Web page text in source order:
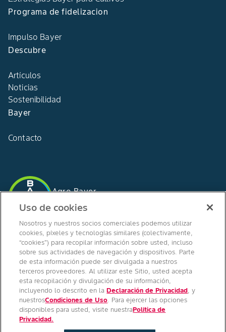
Programa de fidelizacion
Impulso Bayer
Descubre
Artículos
Noticias
Sostenibilidad
Bayer
Contacto
Agro Bayer
España
SÍGUENOS EN
Copyright © Bayer Crop Science 2024
Condiciones Generales de Uso
Configuración de Cookies
Uso de cookies
Nosotros y nuestros socios comerciales podemos utilizar
cookies, píxeles y tecnologías similares (colectivamente,
“cookies”) para recopilar información sobre usted, incluso
sobre sus actividades de navegación y dispositivos. Parte
de esta información puede ser divulgada a nuestros
terceros proveedores. Al utilizar este Sitio, usted acepta
esta recopilación y divulgación de su información,
incluyendo lo descrito en laDeclaración de Privacidad, y
nuestrosCondiciones de Uso. Para ejercer las opciones
disponibles para usted, visite nuestraPolítica de
Privacidad.